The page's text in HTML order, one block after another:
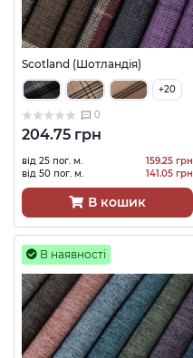
Scotland (Шотландія)
+20
0
204.75 грн
від 25 пог. м.
159.25 грн
від 50 пог. м.
141.05 грн
В кошик
В наявності